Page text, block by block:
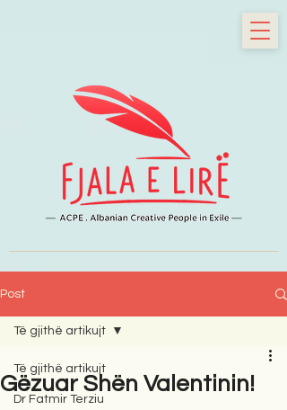
Post
Të gjithë artikujt
Dr Fatmir Terziu
Të gjithë artikujt
Gëzuar Shën Valentinin!